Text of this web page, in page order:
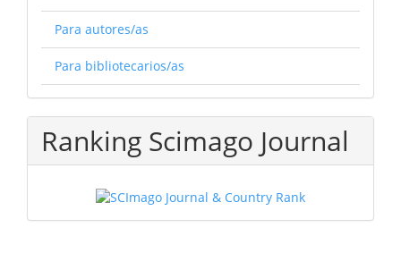
Para autores/as
Para bibliotecarios/as
Ranking Scimago Journal